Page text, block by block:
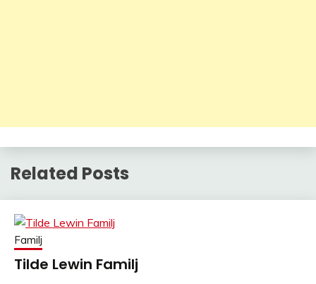
Related Posts
Familj
Tilde Lewin Familj